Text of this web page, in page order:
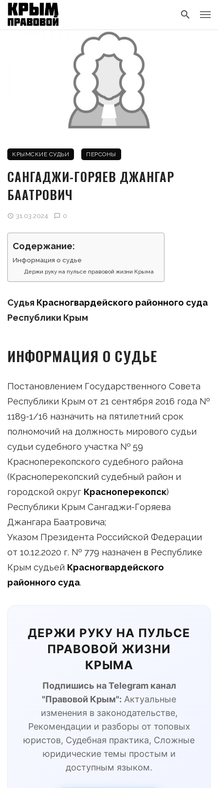
КРЫМСКИЕ СУДЬИ ПЕРСОНЫ
САНГАДЖИ-ГОРЯЕВ ДЖАНГАР
БААТРОВИЧ
31.03.2024 0
Содержание:
Информация о судье
Держи руку на пульсе правовой жизни Крыма
Судья Красногвардейского районного суда
Республики Крым
ИНФОРМАЦИЯ О СУДЬЕ
Постановлением Государственного Совета
Республики Крым от 21 сентября 2016 года №
1189-1/16 назначить на пятилетний срок
полномочий на должность мирового судьи
судьи судебного участка № 59
Красноперекопского судебного района
(Красноперекопский судебный район и
городской округ Красноперекопск)
Республики Крым Сангаджи-Горяева
Джангара Баатровича;
Указом Президента Российской Федерации
от 10.12.2020 г. № 779 назначен в Республике
Крым судьей Красногвардейского
районного суда.
ДЕРЖИ РУКУ НА ПУЛЬСЕ
ПРАВОВОЙ ЖИЗНИ
КРЫМА
Подпишись на Telegram канал
"Правовой Крым": Актуальные
изменения в законодательстве,
Рекомендации и разборы от топовых
юристов, Судебная практика, Сложные
юридические темы простым и
доступным языком.